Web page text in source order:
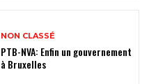
NON CLASSÉ
PTB-NVA: Enfin un gouvernement
à Bruxelles